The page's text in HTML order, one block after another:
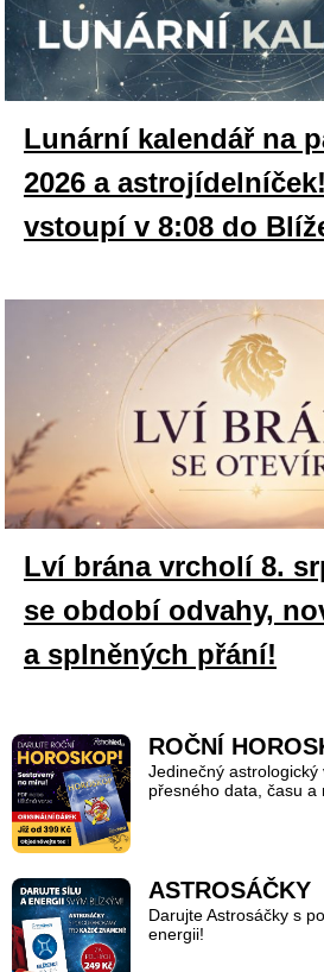
Lunární kalendář na
2026 a
vstoupí v 8:08 do
Lví brána vrcholí 8.
se období odvahy,
a splněných přání!
ROČNÍ
Jedinečný astrologický
přesného data, času a
ASTROSÁČKY
Darujte Astrosáčky s
energii!